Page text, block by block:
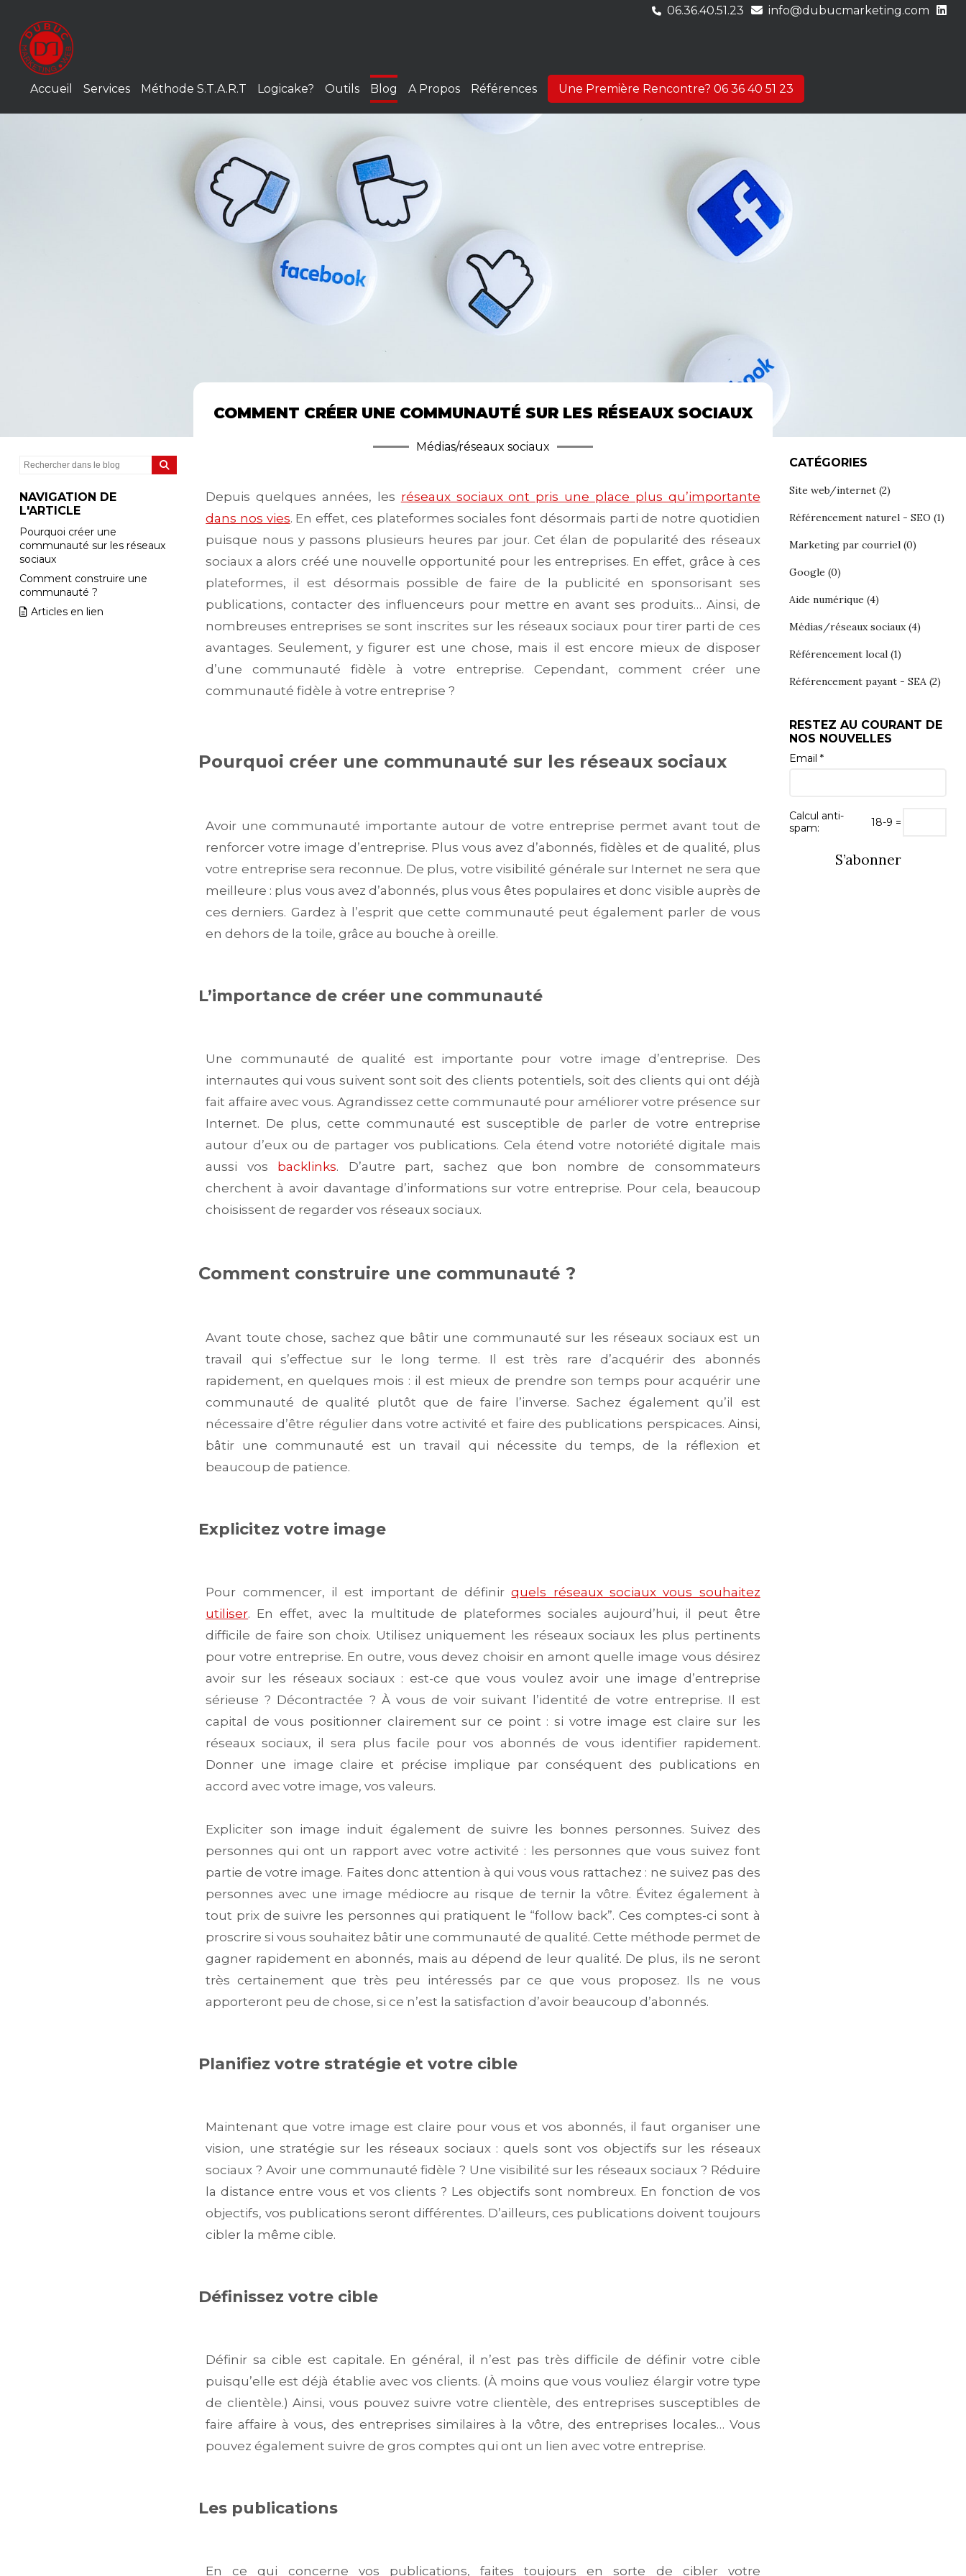
06.36.40.51.23 info@dubucmarketing.com
Accueil Services Méthode S.T.A.R.T Logicake? Outils Blog A Propos Références Une Première Rencontre? 06 36 40 51 23
COMMENT CRÉER UNE COMMUNAUTÉ SUR LES RÉSEAUX SOCIAUX
NAVIGATION DE
L'ARTICLE
Pourquoi créer une
communauté sur les réseaux
sociaux
Comment construire une
communauté ?
Articles en lien
Médias/réseaux sociaux
Depuis quelques années, les réseaux sociaux ont pris une place plus qu’importante
dans nos vies. En effet, ces plateformes sociales font désormais parti de notre quotidien
puisque nous y passons plusieurs heures par jour. Cet élan de popularité des réseaux
sociaux a alors créé une nouvelle opportunité pour les entreprises. En effet, grâce à ces
plateformes, il est désormais possible de faire de la publicité en sponsorisant ses
publications, contacter des influenceurs pour mettre en avant ses produits… Ainsi, de
nombreuses entreprises se sont inscrites sur les réseaux sociaux pour tirer parti de ces
avantages. Seulement, y figurer est une chose, mais il est encore mieux de disposer
d’une communauté fidèle à votre entreprise. Cependant, comment créer une
communauté fidèle à votre entreprise ?
Pourquoi créer une communauté sur les réseaux sociaux
Avoir une communauté importante autour de votre entreprise permet avant tout de
renforcer votre image d’entreprise. Plus vous avez d’abonnés, fidèles et de qualité, plus
votre entreprise sera reconnue. De plus, votre visibilité générale sur Internet ne sera que
meilleure : plus vous avez d’abonnés, plus vous êtes populaires et donc visible auprès de
ces derniers. Gardez à l’esprit que cette communauté peut également parler de vous
en dehors de la toile, grâce au bouche à oreille.
L’importance de créer une communauté
Une communauté de qualité est importante pour votre image d’entreprise. Des
internautes qui vous suivent sont soit des clients potentiels, soit des clients qui ont déjà
fait affaire avec vous. Agrandissez cette communauté pour améliorer votre présence sur
Internet. De plus, cette communauté est susceptible de parler de votre entreprise
autour d’eux ou de partager vos publications. Cela étend votre notoriété digitale mais
aussi vos backlinks. D’autre part, sachez que bon nombre de consommateurs
cherchent à avoir davantage d’informations sur votre entreprise. Pour cela, beaucoup
choisissent de regarder vos réseaux sociaux.
Comment construire une communauté ?
Avant toute chose, sachez que bâtir une communauté sur les réseaux sociaux est un
travail qui s’effectue sur le long terme. Il est très rare d’acquérir des abonnés
rapidement, en quelques mois : il est mieux de prendre son temps pour acquérir une
communauté de qualité plutôt que de faire l’inverse. Sachez également qu’il est
nécessaire d’être régulier dans votre activité et faire des publications perspicaces. Ainsi,
bâtir une communauté est un travail qui nécessite du temps, de la réflexion et
beaucoup de patience.
Explicitez votre image
Pour commencer, il est important de définirquels réseaux sociaux vous souhaitez
utiliser. En effet, avec la multitude de plateformes sociales aujourd’hui, il peut être
difficile de faire son choix. Utilisez uniquement les réseaux sociaux les plus pertinents
pour votre entreprise. En outre, vous devez choisir en amont quelle image vous désirez
avoir sur les réseaux sociaux : est-ce que vous voulez avoir une image d’entreprise
sérieuse ? Décontractée ? À vous de voir suivant l’identité de votre entreprise. Il est
capital de vous positionner clairement sur ce point : si votre image est claire sur les
réseaux sociaux, il sera plus facile pour vos abonnés de vous identifier rapidement.
Donner une image claire et précise implique par conséquent des publications en
accord avec votre image, vos valeurs.
Expliciter son image induit également de suivre les bonnes personnes. Suivez des
personnes qui ont un rapport avec votre activité : les personnes que vous suivez font
partie de votre image. Faites donc attention à qui vous vous rattachez : ne suivez pas des
personnes avec une image médiocre au risque de ternir la vôtre. Évitez également à
tout prix de suivre les personnes qui pratiquent le “follow back”. Ces comptes-ci sont à
proscrire si vous souhaitez bâtir une communauté de qualité. Cette méthode permet de
gagner rapidement en abonnés, mais au dépend de leur qualité. De plus, ils ne seront
très certainement que très peu intéressés par ce que vous proposez. Ils ne vous
apporteront peu de chose, si ce n’est la satisfaction d’avoir beaucoup d’abonnés.
Planifiez votre stratégie et votre cible
Maintenant que votre image est claire pour vous et vos abonnés, il faut organiser une
vision, une stratégie sur les réseaux sociaux : quels sont vos objectifs sur les réseaux
sociaux ? Avoir une communauté fidèle ? Une visibilité sur les réseaux sociaux ? Réduire
la distance entre vous et vos clients ? Les objectifs sont nombreux. En fonction de vos
objectifs, vos publications seront différentes. D’ailleurs, ces publications doivent toujours
cibler la même cible.
Définissez votre cible
Définir sa cible est capitale. En général, il n’est pas très difficile de définir votre cible
puisqu’elle est déjà établie avec vos clients. (À moins que vous vouliez élargir votre type
de clientèle.) Ainsi, vous pouvez suivre votre clientèle, des entreprises susceptibles de
faire affaire à vous, des entreprises similaires à la vôtre, des entreprises locales… Vous
pouvez également suivre de gros comptes qui ont un lien avec votre entreprise.
Les publications
En ce qui concerne vos publications, faites toujours en sorte de cibler votre
CATÉGORIES
Site web/internet (2)
Référencement naturel - SEO (1)
Marketing par courriel (0)
Google (0)
Aide numérique (4)
Médias/réseaux sociaux(4)
Référencement local (1)
Référencement payant - SEA (2)
RESTEZ AU COURANT DE
NOS NOUVELLES
Email *
Calcul anti-
spam:
18-9 =
S’abonner